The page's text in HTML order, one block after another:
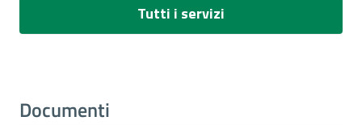
Tutti i servizi
Documenti